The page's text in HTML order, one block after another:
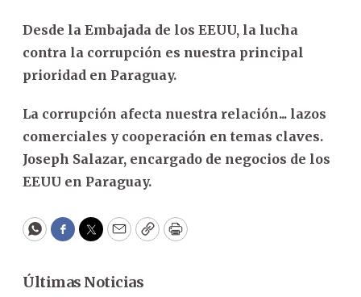
Desde la Embajada de los EEUU, la lucha
contra la corrupción es nuestra principal
prioridad en Paraguay.
La corrupción afecta nuestra relación... lazos
comerciales y cooperación en temas claves.
Joseph Salazar, encargado de negocios de los
EEUU en Paraguay.
WhatsApp
Facebook
Twitter
EmailCopyPrint
Últimas Noticias